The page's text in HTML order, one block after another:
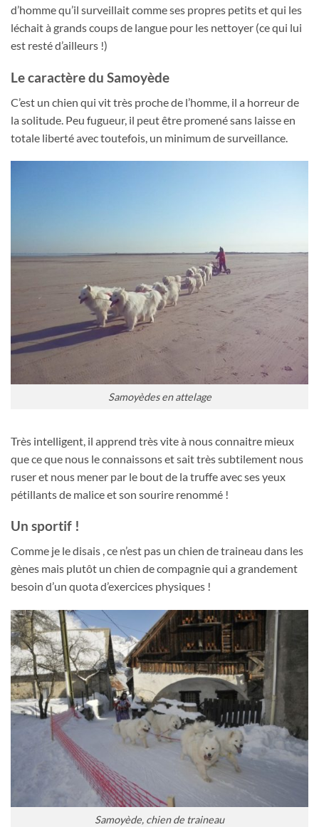
d’homme qu’il surveillait comme ses propres petits et qui les
léchait à grands coups de langue pour les nettoyer (ce qui lui
est resté d’ailleurs !)
Le caractère du Samoyède
C’est un chien qui vit très proche de l’homme, il a horreur de
la solitude. Peu fugueur, il peut être promené sans laisse en
totale liberté avec toutefois, un minimum de surveillance.
Samoyèdes en attelage
Très intelligent, il apprend très vite à nous connaitre mieux
que ce que nous le connaissons et sait très subtilement nous
ruser et nous mener par le bout de la truffe avec ses yeux
pétillants de malice et son sourire renommé !
Un sportif !
Comme je le disais , ce n’est pas un chien de traineau dans les
gènes mais plutôt un chien de compagnie qui a grandement
besoin d’un quota d’exercices physiques !
Samoyède, chien de traineau